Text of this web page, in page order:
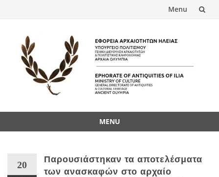
Menu
content
MENU
20
Παρουσιάστηκαν τα αποτελέσματα
των ανασκαφών στο αρχαίο